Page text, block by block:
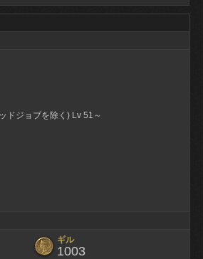
ドジョブを除く) Lv 51～
ギル
1003